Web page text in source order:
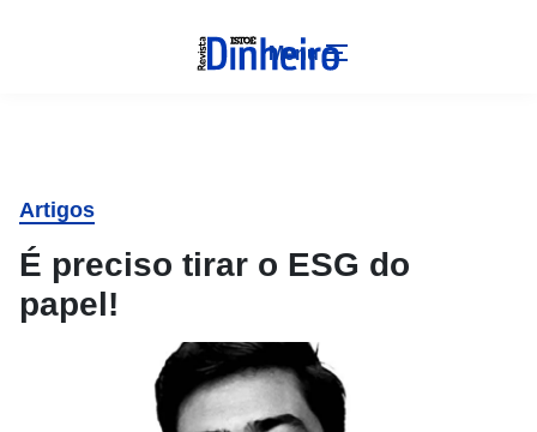
Menu
Artigos
É preciso tirar o ESG do
papel!